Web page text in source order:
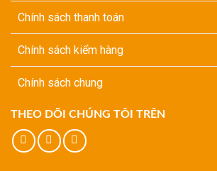
Chính sách thanh toán
Chính sách kiểm hàng
Chính sách chung
THEO DÕI CHÚNG TÔI TRÊN